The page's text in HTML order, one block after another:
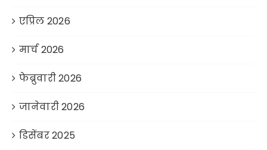
एप्रिल 2026
मार्च 2026
फेब्रुवारी 2026
जानेवारी 2026
डिसेंबर 2025